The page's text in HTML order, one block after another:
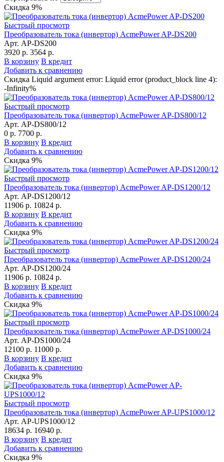
Скидка 9%
Быстрый просмотр
Преобразователь тока (инвертор) AcmePower AP-DS200
Арт. AP-DS200
3920 р. 3564 р.
В корзину В кредит
Добавить к сравнению
Скидка Liquid argument error: Liquid error (product_block line 4):
-Infinity%
Быстрый просмотр
Преобразователь тока (инвертор) AcmePower AP-DS800/12
Арт. AP-DS800/12
0 р. 7700 р.
В корзину В кредит
Добавить к сравнению
Скидка 9%
Быстрый просмотр
Преобразователь тока (инвертор) AcmePower AP-DS1200/12
Арт. AP-DS1200/12
11906 р. 10824 р.
В корзину В кредит
Добавить к сравнению
Скидка 9%
Быстрый просмотр
Преобразователь тока (инвертор) AcmePower AP-DS1200/24
Арт. AP-DS1200/24
11906 р. 10824 р.
В корзину В кредит
Добавить к сравнению
Скидка 9%
Быстрый просмотр
Преобразователь тока (инвертор) AcmePower AP-DS1000/24
Арт. AP-DS1000/24
12100 р. 11000 р.
В корзину В кредит
Добавить к сравнению
Скидка 9%
Быстрый просмотр
Преобразователь тока (инвертор) AcmePower AP-UPS1000/12
Арт. AP-UPS1000/12
18634 р. 16940 р.
В корзину В кредит
Добавить к сравнению
Скидка 9%